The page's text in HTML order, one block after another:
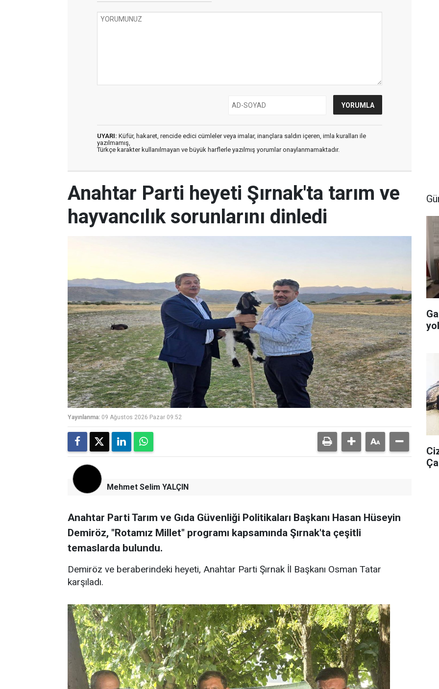
UYARI: Küfür, hakaret, rencide edici cümleler veya imalar, inançlara saldırı içeren, imla kuralları ile
yazılmamış,
Türkçe karakter kullanılmayan ve büyük harflerle yazılmış yorumlar onaylanmamaktadır.
Anahtar Parti heyeti Şırnak'ta tarım ve
hayvancılık sorunlarını dinledi
Yayınlanma: 09 Ağustos 2026 Pazar 09:52
Mehmet Selim YALÇIN
Anahtar Parti Tarım ve Gıda Güvenliği Politikaları Başkanı Hasan Hüseyin
Demiröz, "Rotamız Millet" programı kapsamında Şırnak'ta çeşitli
temaslarda bulundu.
Demiröz ve beraberindeki heyeti, Anahtar Parti Şırnak İl Başkanı Osman Tatar
karşıladı.